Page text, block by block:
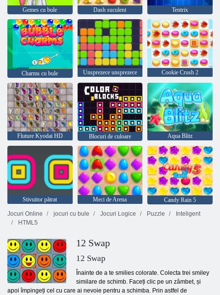
Gemes cu bule Dash suculent Tentrix
Charms cu bule Unsprezece unsprezece Cookie Crush 2
Fluture Kyodai HD Blocuri de culoare Aqua Blitz
Stivuitor pătrat Meci de Arena
Candy Rain 5
Jocuri Online
jocuri cu bule Jocuri Logice Puzzle
Inteligent
HTML5
12 Swap
12 Swap
Înainte de a te smilies colorate. Colecta trei smiley
similare de schimb. Faceți clic pe un zâmbet, și
apoi împingeți cel cu care ai nevoie pentru a schimba. Prin astfel de